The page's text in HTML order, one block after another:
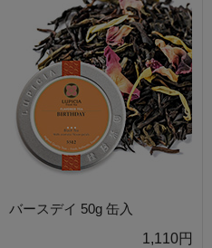
バースデイ 50g 缶入
1,110円